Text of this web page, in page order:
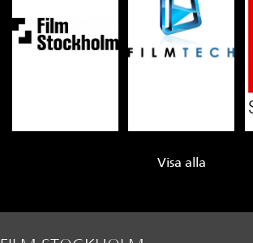
Visa alla